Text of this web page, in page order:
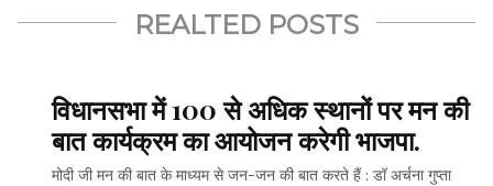
REALTED POSTS
विधानसभा में 100 से अधिक स्थानों पर मन की
बात कार्यक्रम का आयोजन करेगी भाजपा.
मोदी जी मन की बात के माध्यम से जन-जन की बात करते हैं : डॉ अर्चना गुप्ता